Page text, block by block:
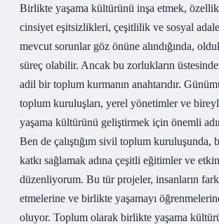
Birlikte yaşama kültürünü inşa etmek,
cinsiyet eşitsizlikleri, çeşitlilik ve sosyal
mevcut sorunlar göz önüne alındığında,
süreç olabilir. Ancak bu zorlukların
adil bir toplum kurmanın anahtarıdır.
toplum kuruluşları, yerel yönetimler ve
yaşama kültürünü geliştirmek için önemli
Ben de çalıştığım sivil toplum kuruluşunda,
katkı sağlamak adına çeşitli eğitimler ve
düzenliyorum. Bu tür projeler, insanların
etmelerine ve birlikte yaşamayı
oluyor. Toplum olarak birlikte yaşama